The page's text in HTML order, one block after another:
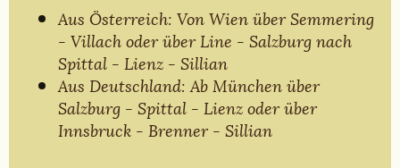
Aus Österreich: Von Wien über Semmering
- Villach oder über Line - Salzburg nach
Spittal - Lienz - Sillian
Aus Deutschland: Ab München über
Salzburg - Spittal - Lienz oder über
Innsbruck - Brenner - Sillian